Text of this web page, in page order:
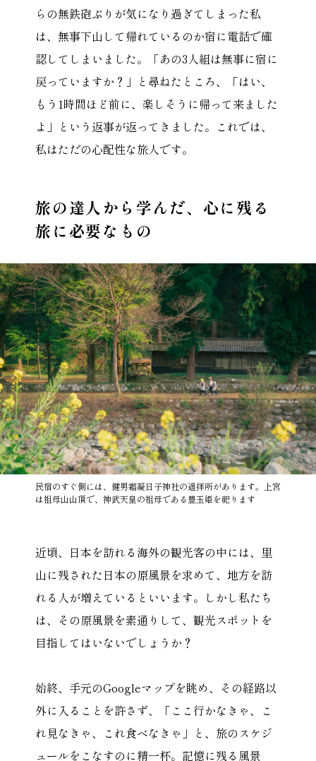
らの無鉄砲ぶりが気になり過ぎてしまった私
は、無事下山して帰れているのか宿に電話で確
認してしまいました。「あの3人組は無事に宿に
戻っていますか？」と尋ねたところ、「はい、
もう1時間ほど前に、楽しそうに帰って来ました
よ」という返事が返ってきました。これでは、
私はただの心配性な旅人です。
旅の達人から学んだ、心に残る
旅に必要なもの
民宿のすぐ側には、健男霜凝日子神社の遥拝所があります。上宮
は祖母山山頂で、神武天皇の祖母である豊玉姫を祀ります
近頃、日本を訪れる海外の観光客の中には、里
山に残された日本の原風景を求めて、地方を訪
れる人が増えているといいます。しかし私たち
は、その原風景を素通りして、観光スポットを
目指してはいないでしょうか？
始終、手元のGoogleマップを眺め、その経路以
外に入ることを許さず、「ここ行かなきゃ、こ
れ見なきゃ、これ食べなきゃ」と、旅のスケジ
ュールをこなすのに精一杯。記憶に残る風景